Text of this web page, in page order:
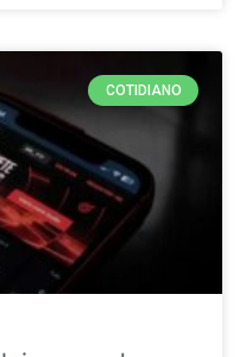
COTIDIANO